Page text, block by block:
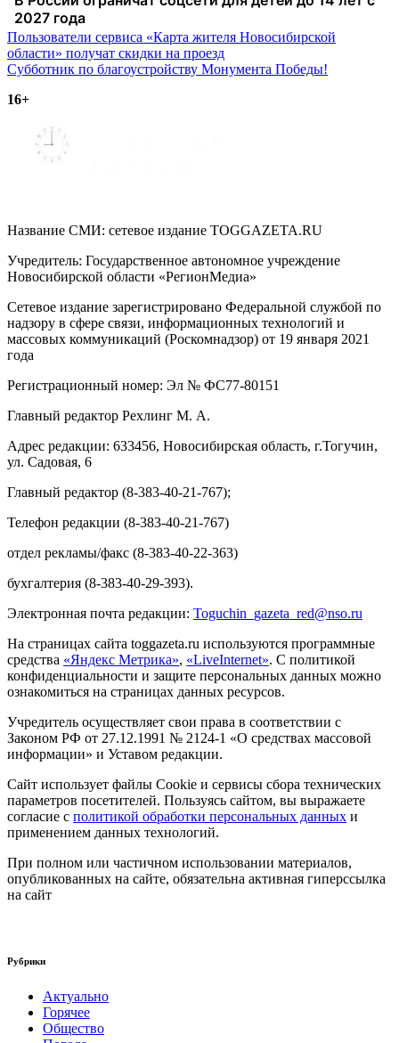
Навигация
по
записям
Пользователи сервиса «Карта жителя Новосибирской
области» получат скидки на проезд
Субботник по благоустройству Монумента Победы!
16+
Название СМИ: cетевое издание TOGGAZETA.RU
Учредитель: Государственное автономное учреждение
Новосибирской области «РегионМедиа»
Сетевое издание зарегистрировано Федеральной службой по
надзору в сфере связи, информационных технологий и
массовых коммуникаций (Роскомнадзор) от 19 января 2021
года
Регистрационный номер: Эл № ФС77-80151
Главный редактор Рехлинг М. А.
Адрес редакции: 633456, Новосибирская область, г.Тогучин,
ул. Садовая, 6
Главный редактор (8-383-40-21-767);
Телефон редакции (8-383-40-21-767)
отдел рекламы/факс (8-383-40-22-363)
бухгалтерия (8-383-40-29-393).
Электронная почта редакции: Toguchin gazeta red@nso.ru
На страницах сайта toggazeta.ru используются программные
средства «Яндекс Метрика», «LiveInternet». С политикой
конфиденциальности и защите персональных данных можно
ознакомиться на страницах данных ресурсов.
Учредитель осуществляет свои права в соответствии с
Законом РФ от 27.12.1991 № 2124-1 «О средствах массовой
информации» и Уставом редакции.
Сайт использует файлы Cookie и сервисы сбора технических
параметров посетителей. Пользуясь сайтом, вы выражаете
согласие с политикой обработки персональных данных и
применением данных технологий.
При полном или частичном использовании материалов,
опубликованных на сайте, обязательна активная гиперссылка
на сайт
Рубрики
Актуально
Горячее
Общество